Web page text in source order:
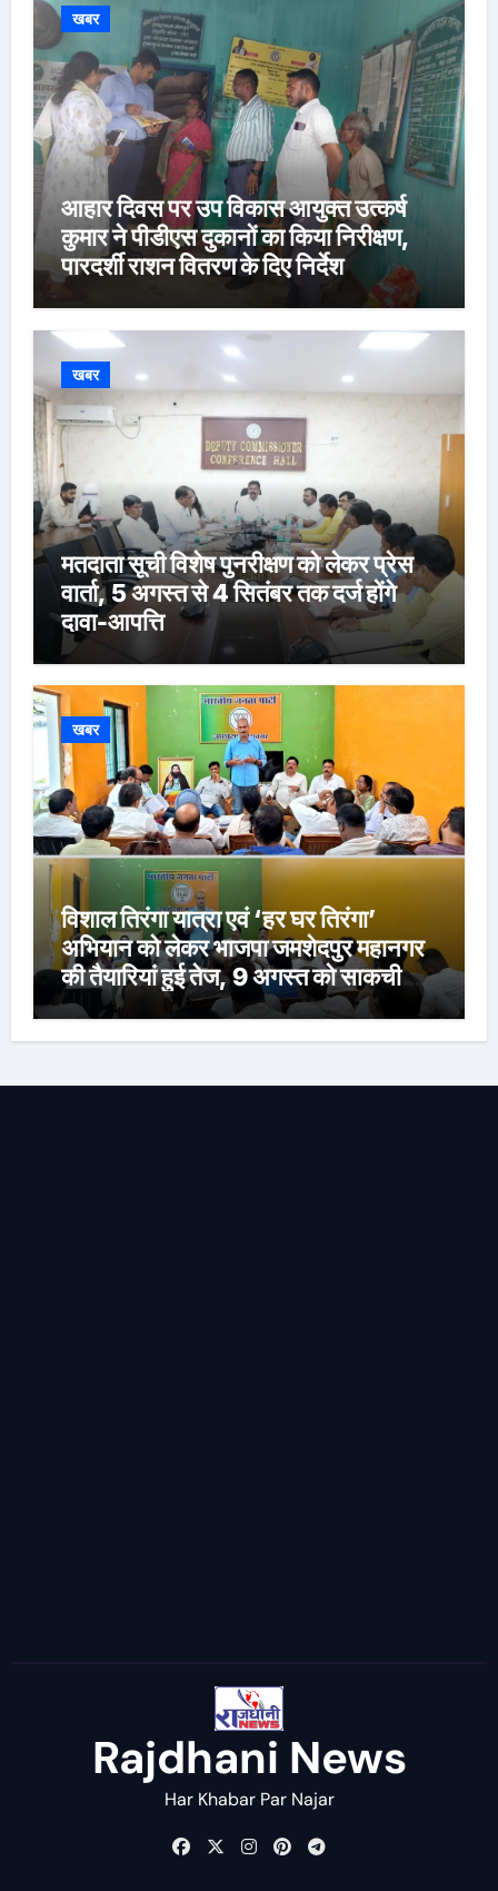
खबर
आहार दिवस पर उप विकास आयुक्त उत्कर्ष
कुमार ने पीडीएस दुकानों का किया निरीक्षण,
पारदर्शी राशन वितरण के दिए निर्देश
खबर
मतदाता सूची विशेष पुनरीक्षण को लेकर प्रेस
वार्ता, 5 अगस्त से 4 सितंबर तक दर्ज होंगे
दावा-आपत्ति
खबर
विशाल तिरंगा यात्रा एवं ‘हर घर तिरंगा’
अभियान को लेकर भाजपा जमशेदपुर महानगर
की तैयारियां हुई तेज, 9 अगस्त को साकची
नेताजी सुभाष मैदान से निकलेगी विशाल तिरंगा
यात्रा
Rajdhani News
Har Khabar Par Najar